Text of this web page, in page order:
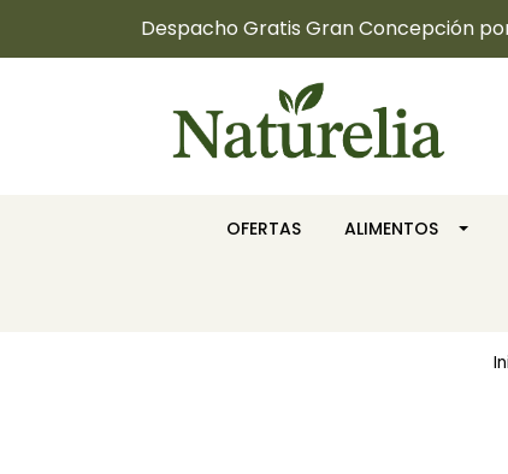
Despacho Gratis Gran Concepción
OFERTAS ALIMENTOS